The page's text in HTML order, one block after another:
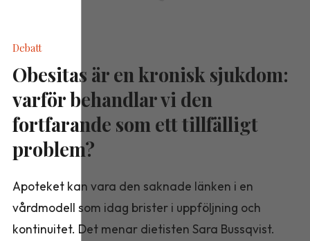
Debatt
Obesitas är en kronisk sjukdom:
varför behandlar vi den
fortfarande som ett tillfälligt
problem?
Apoteket kan vara den saknade länken i en
vårdmodell som idag brister i uppföljning och
kontinuitet. Det menar dietisten Sara Bussqvist.